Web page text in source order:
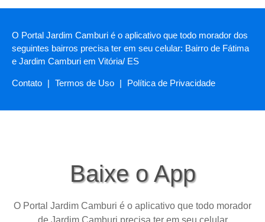
O Portal Jardim Camburi é o aplicativo que todo morador dos
seguintes bairros precisa ter em seu celular: Bairro de Fátima
e Jardim Camburi em Vitória/ ES
Contato | Termos de Uso | Política de Privacidade
Baixe o App
O Portal Jardim Camburi é o aplicativo que todo morador